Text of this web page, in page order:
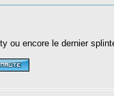
ou encore le dernier